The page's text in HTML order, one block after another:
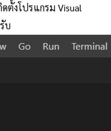
ตั้งโปรแกรม Visual
บ